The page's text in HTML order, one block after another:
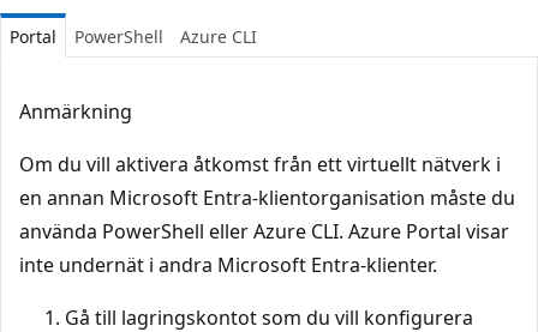
Portal PowerShell Azure CLI
Anmärkning
Om du vill aktivera åtkomst från ett virtuellt nätverk i
en annan Microsoft Entra-klientorganisation måste du
använda PowerShell eller Azure CLI. Azure Portal visar
inte undernät i andra Microsoft Entra-klienter.
Gå till lagringskontot som du vill konfigurera